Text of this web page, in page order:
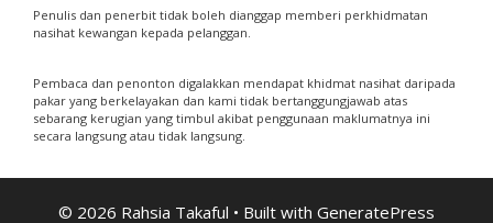
Penulis dan penerbit tidak boleh dianggap memberi perkhidmatan
nasihat kewangan kepada pelanggan.
Pembaca dan penonton digalakkan mendapat khidmat nasihat daripada
pakar yang berkelayakan dan kami tidak bertanggungjawab atas
sebarang kerugian yang timbul akibat penggunaan maklumatnya ini
secara langsung atau tidak langsung.
© 2026 Rahsia Takaful • Built with GeneratePress